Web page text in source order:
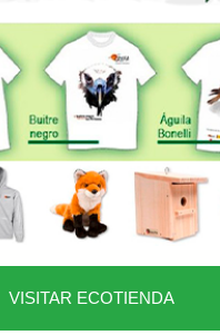
VISITAR ECOTIENDA